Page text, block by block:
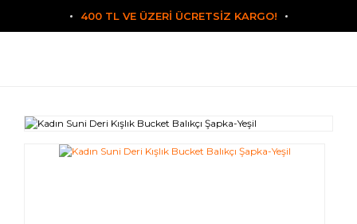
400 TL VE ÜZERİ ÜCRETSİZ KARGO!